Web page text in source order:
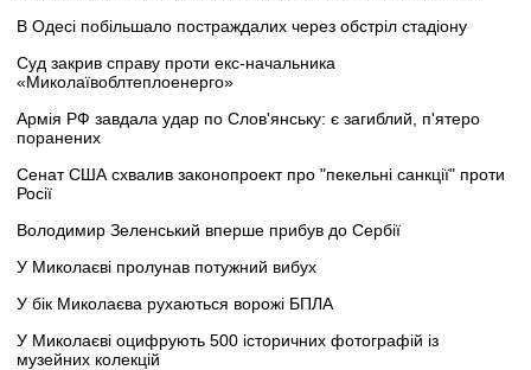
В Одесі побільшало постраждалих через обстріл стадіону
Суд закрив справу проти екс-начальника
«Миколаївоблтеплоенерго»
Армія РФ завдала удар по Слов'янську: є загиблий, п'ятеро
поранених
Сенат США схвалив законопроект про "пекельні санкції" проти
Росії
Володимир Зеленський вперше прибув до Сербії
У Миколаєві пролунав потужний вибух
У бік Миколаєва рухаються ворожі БПЛА
У Миколаєві оцифрують 500 історичних фотографій із
музейних колекцій